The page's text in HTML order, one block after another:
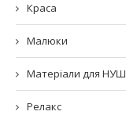
Краса
Малюки
Матеріали для НУШ
Релакс